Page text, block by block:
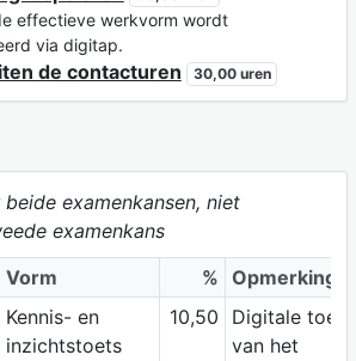
effectieve werkvorm wordt
via digitap.
de contacturen 30,00 uren
examenkansen, niet
examenkans
Vorm % Opmerking
Kennis- en
inzichtstoets
10,50
Digitale toets
van het